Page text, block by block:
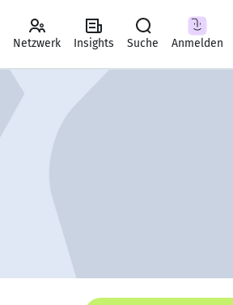
Netzwerk Insights Suche Anmelden